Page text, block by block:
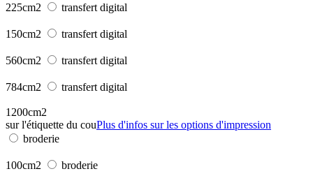
225cm2 transfert digital
150cm2 transfert digital
560cm2 transfert digital
784cm2 transfert digital
1200cm2
sur l'étiquette du couPlus d'infos sur les options d'impression
broderie
100cm2 broderie